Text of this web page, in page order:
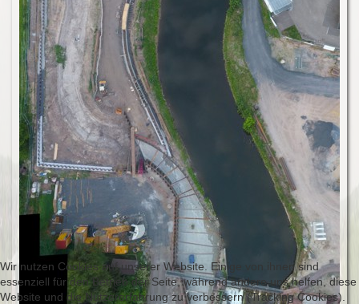
Wir nutzen Cookies auf unserer Website. Einige von ihnen sind
essenziell für den Betrieb der Seite, während andere uns helfen, diese
Website und die Nutzererfahrung zu verbessern (Tracking Cookies).